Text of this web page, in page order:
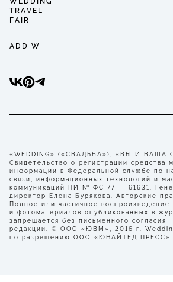
TRAVEL
FAIR
ADD W
«WEDDING» («СВАДЬБА»), «ВЫ И ВАША
Свидетельство о регистрации средства
информации в Федеральной службе по
связи, информационных технологий и
коммуникаций ПИ № ФС 77 — 61631.
директор Елена Бурякова. Авторские
Полное или частичное воспроизведение
и фотоматериалов опубликованных в
запрещается без письменного согласия
редакции. © ООО «ЮВМ», 2016 г.
по разрешению ООО «ЮНАЙТЕД ПРЕСС».